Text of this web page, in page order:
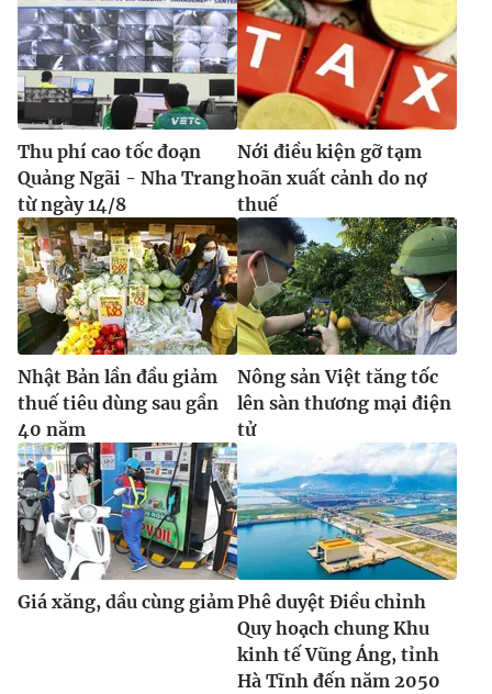
Thu phí cao tốc đoạn
Quảng Ngãi - Nha Trang
từ ngày 14/8
Nới điều kiện gỡ tạm
hoãn xuất cảnh do nợ
thuế
Nhật Bản lần đầu giảm
thuế tiêu dùng sau gần
40 năm
Nông sản Việt tăng tốc
lên sàn thương mại điện
tử
Giá xăng, dầu cùng giảmPhê duyệt Điều chỉnh
Quy hoạch chung Khu
kinh tế Vũng Áng, tỉnh
Hà Tĩnh đến năm 2050